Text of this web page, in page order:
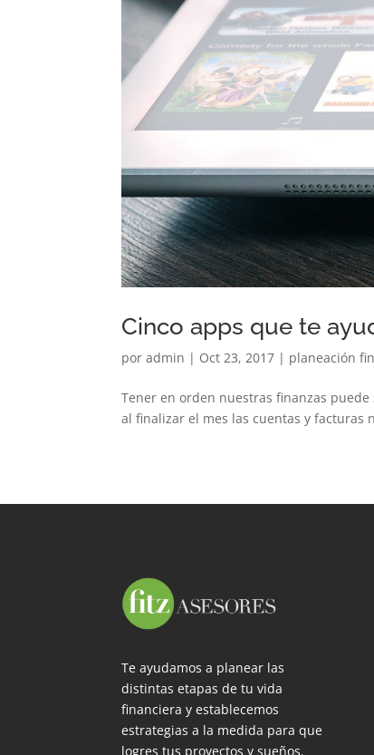
Cinco apps que te
poradmin | Oct 23, 2017 | planeación
Tener en orden nuestras finanzas
al finalizar el mes las cuentas y facturas
Te ayudamos a planear las
distintas etapas de tu vida
financiera y establecemos
estrategias a la medida para que
logres tus proyectos y sueños.